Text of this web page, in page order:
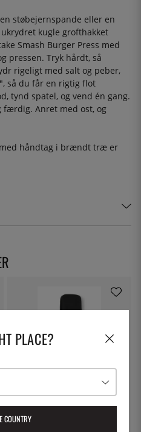
støbejernspande eller en
kugle grofthakket
Smash Burger Press med
pressen. Tryk hårdt, så
rigeligt med salt og peber,
så du får en rigtig flot
tynd spatel, og vend én gang.
færdig. Anret med ost, og
håndtag i brændt træ er
LOOFT
PLACE?
COUNTRY